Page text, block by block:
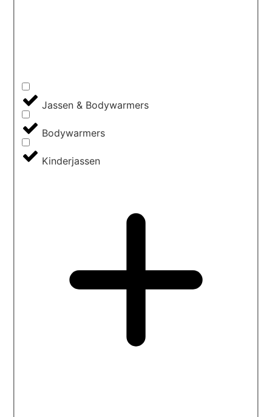
Jassen & Bodywarmers
Bodywarmers
Kinderjassen